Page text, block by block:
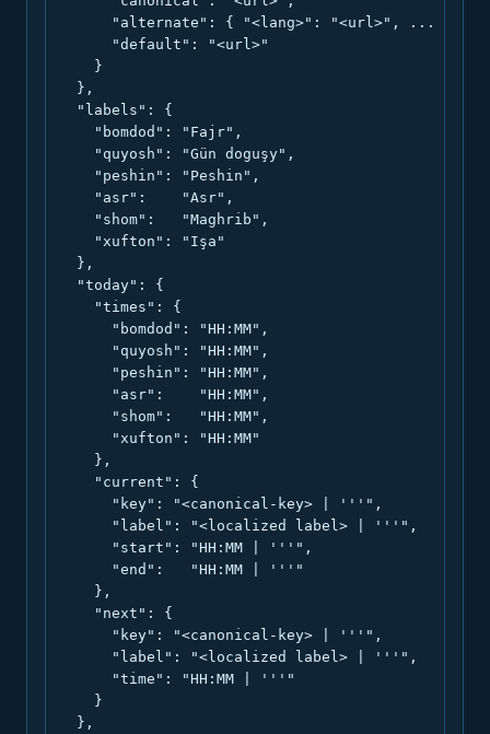
      "alternate": { "<lang>": "<url>", ... },
      "default": "<url>"
    }
  },
  "labels": {
    "bomdod": "Fajr",
    "quyosh": "Gün doguşy",
    "peshin": "Peshin",
    "asr":    "Asr",
    "shom":   "Maghrib",
    "xufton": "Işa"
  },
  "today": {
    "times": {
      "bomdod": "HH:MM",
      "quyosh": "HH:MM",
      "peshin": "HH:MM",
      "asr":    "HH:MM",
      "shom":   "HH:MM",
      "xufton": "HH:MM"
    },
    "current": {
      "key": "<canonical-key> | '''",
      "label": "<localized label> | '''",
      "start": "HH:MM | '''",
      "end":   "HH:MM | '''"
    },
    "next": {
      "key": "<canonical-key> | '''",
      "label": "<localized label> | '''",
      "time": "HH:MM | '''"
    }
  },